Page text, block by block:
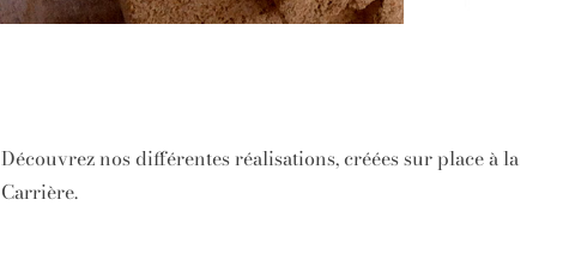
Découvrez nos différentes réalisations, créées sur place à la
Carrière.